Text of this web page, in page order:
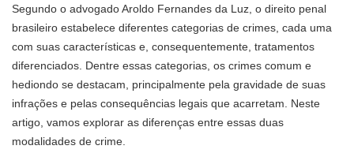
Segundo o advogado Aroldo Fernandes da Luz, o direito penal
brasileiro estabelece diferentes categorias de crimes, cada uma
com suas características e, consequentemente, tratamentos
diferenciados. Dentre essas categorias, os crimes comum e
hediondo se destacam, principalmente pela gravidade de suas
infrações e pelas consequências legais que acarretam. Neste
artigo, vamos explorar as diferenças entre essas duas
modalidades de crime.